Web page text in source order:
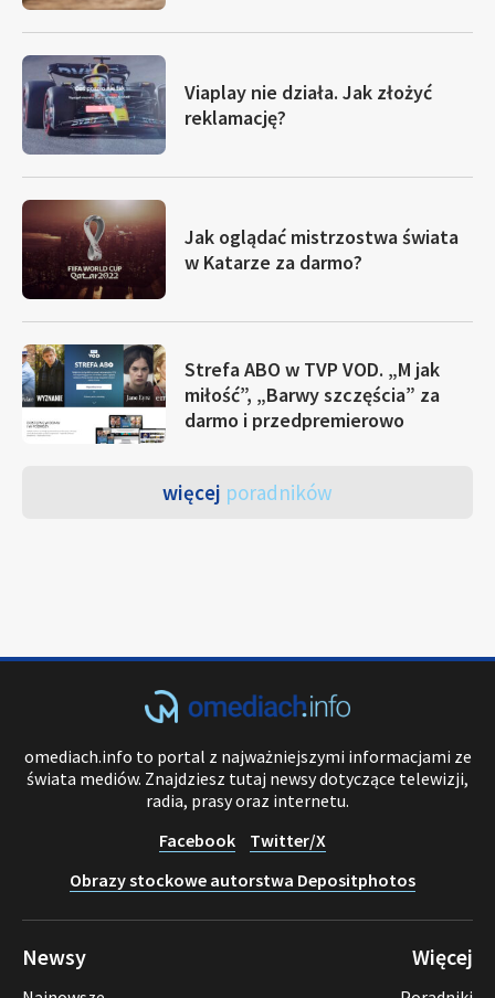
Viaplay nie działa. Jak złożyć
reklamację?
Jak oglądać mistrzostwa świata
w Katarze za darmo?
Strefa ABO w TVP VOD. „M jak
miłość”, „Barwy szczęścia” za
darmo i przedpremierowo
więcej poradników
omediach.info to portal z najważniejszymi informacjami ze
świata mediów. Znajdziesz tutaj newsy dotyczące telewizji,
radia, prasy oraz internetu.
Facebook
Twitter/X
Obrazy stockowe autorstwa Depositphotos
Newsy Więcej